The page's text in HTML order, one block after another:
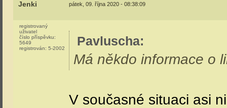
Jenki pátek, 09. října 2020 - 08:38:09
registrovaný
uživatel
číslo příspěvku:
5649
registrován: 5-2002
Pavluscha:
Má někdo informace o
V současné situaci asi